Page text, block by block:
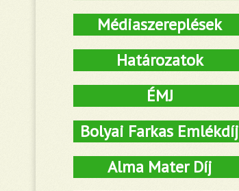
Médiaszereplések
Határozatok
ÉMJ
Bolyai Farkas Emlékdíj
Alma Mater Díj